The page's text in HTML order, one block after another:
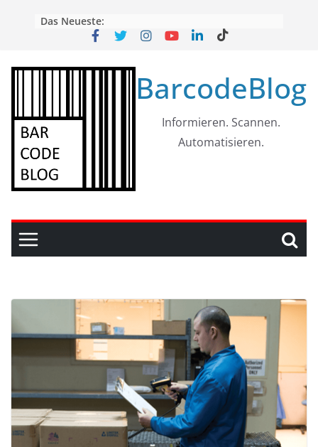
Das Neueste:
BarcodeBlog
Informieren. Scannen.
Automatisieren.